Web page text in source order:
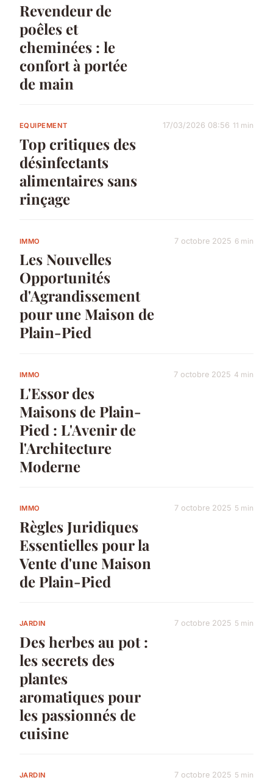
Revendeur de
poêles et
cheminées : le
confort à portée
de main
EQUIPEMENT
Top critiques des
désinfectants
alimentaires sans
rinçage
17/03/2026 08:56 11 min
IMMO
Les Nouvelles
Opportunités
d'Agrandissement
pour une Maison de
Plain-Pied
7 octobre 2025 6 min
IMMO
L'Essor des
Maisons de Plain-
Pied : L'Avenir de
l'Architecture
Moderne
7 octobre 2025 4 min
IMMO
Règles Juridiques
Essentielles pour la
Vente d'une Maison
de Plain-Pied
7 octobre 2025 5 min
JARDIN
Des herbes au pot :
les secrets des
plantes
aromatiques pour
les passionnés de
cuisine
7 octobre 2025 5 min
JARDIN 7 octobre 2025 5 min